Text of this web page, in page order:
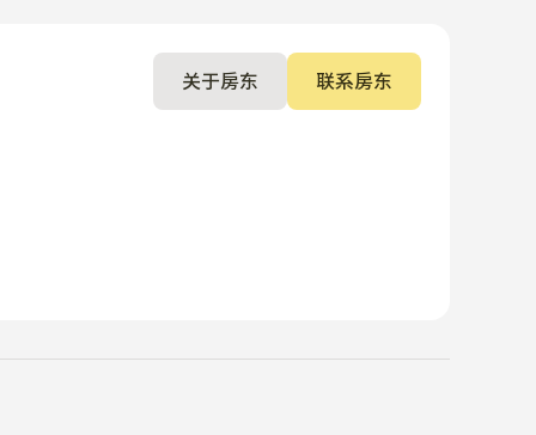
关于房东 联系房东